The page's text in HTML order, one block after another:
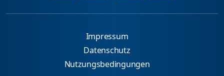
Impressum
Datenschutz
Nutzungsbedingungen